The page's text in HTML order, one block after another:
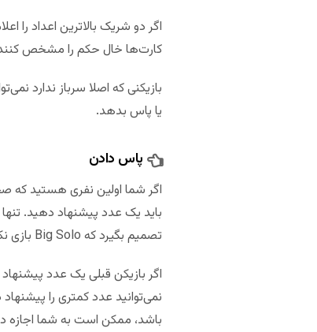
اگر دو شریک بالاترین اعداد را
کارت‌ها خال حکم را مشخص
یا پاس بدهد.
پاس دادن
اگر شما اولین نفری هستید که
باید یک عدد پیشنهاد دهید.
تصمیم بگیرد که Big Solo بازی نکند. در این حالت کارت‌ها روی میز پرتاب می‌شوند و دست جدید آغاز می‌شود.
اگر بازیکن قبلی یک عدد
نمی‌توانید عدد کمتری را
باشد، ممکن است به شما اجازه